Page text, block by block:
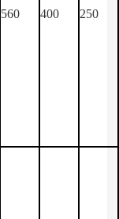
560 400 250